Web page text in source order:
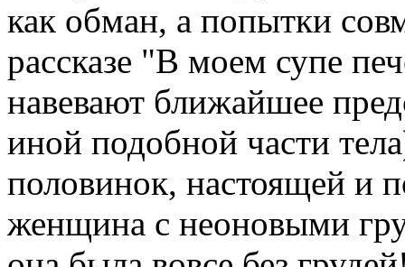
как обман, а попытки
рассказе "В моем супе
навевают ближайшее
иной подобной части
половинок, настоящей и
женщина с неоновыми